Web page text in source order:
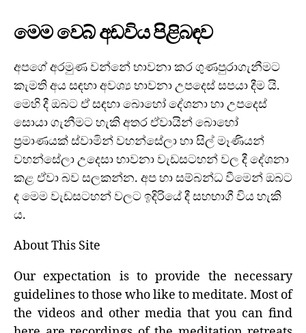
මෙම වෙබ් අඩවිය පිළිබඳව
අපගේ අරමුණ වන්නේ භාවනා කර ගුණපුරාගැනීමට
කැමති අය සඳහා අවශ්‍ය භාවනා උපදෙස් සපයා දීම යි.
මෙහි දී ඔබට ඒ සඳහා බොහෝ දේශනා හා උපදෙස්
සොයා ගැනීමට හැකි අතර ඒවායින් බොහෝ
ප්‍රමාණයක් ස්වාමින් වහන්සේලා හා සිල් මෑණියන්
වහන්සේලා උදෙසා භාවනා වැඩසටහන් වල දී දේශනා
කළ ඒවා බව සලකන්න. අප හා සම්බන්ධ වීමෙන් ඔබට
ද මෙම වැඩසටහන් වලට ඉදිරියේ දී සහභාගී විය හැකි
ය.
About This Site
Our expectation is to provide the necessary
guidelines to those who like to meditate. Most of
the videos and other media that you can find